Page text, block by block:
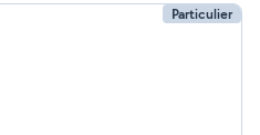
Particulier